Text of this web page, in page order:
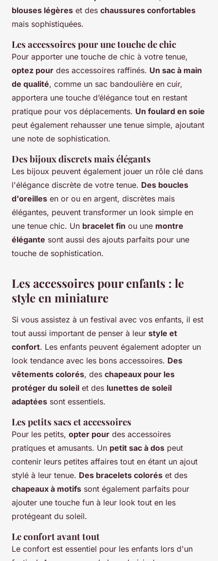
blouses légères et des chaussures confortables
mais sophistiquées.
Les accessoires pour une touche de chic
Pour apporter une touche de chic à votre tenue,
optez pour des accessoires raffinés. Un sac à main
de qualité, comme un sac bandoulière en cuir,
apportera une touche d’élégance tout en restant
pratique pour vos déplacements. Un foulard en soie
peut également rehausser une tenue simple, ajoutant
une note de sophistication.
Des bijoux discrets mais élégants
Les bijoux peuvent également jouer un rôle clé dans
l'élégance discrète de votre tenue. Des boucles
d'oreilles en or ou en argent, discrètes mais
élégantes, peuvent transformer un look simple en
une tenue chic. Un bracelet fin ou une montre
élégante sont aussi des ajouts parfaits pour une
touche de sophistication.
Les accessoires pour enfants : le
style en miniature
Si vous assistez à un festival avec vos enfants, il est
tout aussi important de penser à leur style et
confort. Les enfants peuvent également adopter un
look tendance avec les bons accessoires. Des
vêtements colorés, des chapeaux pour les
protéger du soleil et des lunettes de soleil
adaptées sont essentiels.
Les petits sacs et accessoires
Pour les petits, opter pour des accessoires
pratiques et amusants. Un petit sac à dos peut
contenir leurs petites affaires tout en étant un ajout
stylé à leur tenue. Des bracelets colorés et des
chapeaux à motifs sont également parfaits pour
ajouter une touche fun à leur look tout en les
protégeant du soleil.
Le confort avant tout
Le confort est essentiel pour les enfants lors d'un